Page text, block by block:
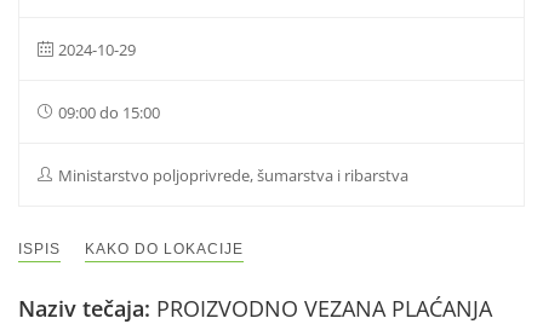
2024-10-29
09:00 do 15:00
Ministarstvo poljoprivrede, šumarstva i ribarstva
ISPIS KAKO DO LOKACIJE
Naziv tečaja: PROIZVODNO VEZANA PLAĆANJA